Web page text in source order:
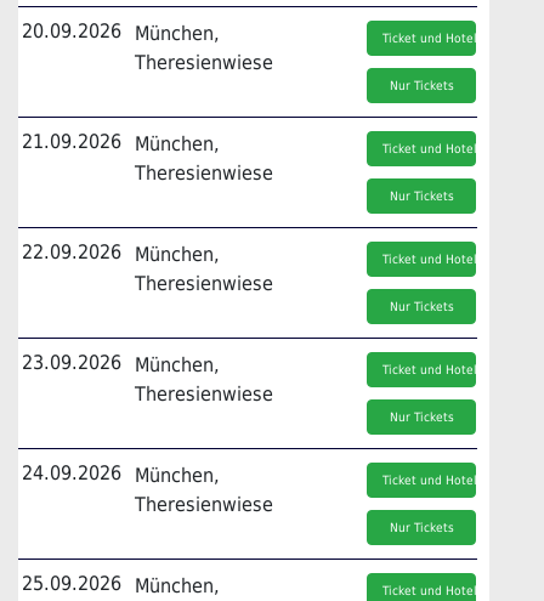
20.09.2026
München,
Theresienwiese
Ticket und Hotel
Nur Tickets
21.09.2026
München,
Theresienwiese
Ticket und Hotel
Nur Tickets
22.09.2026
München,
Theresienwiese
Ticket und Hotel
Nur Tickets
23.09.2026
München,
Theresienwiese
Ticket und Hotel
Nur Tickets
24.09.2026
München,
Theresienwiese
Ticket und Hotel
Nur Tickets
25.09.2026
München,
Ticket und Hotel